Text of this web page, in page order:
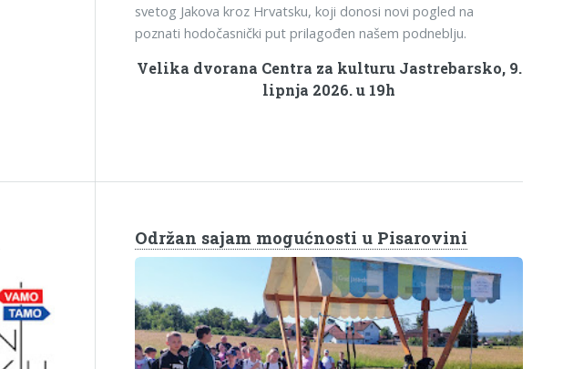
svetog Jakova kroz Hrvatsku, koji donosi novi pogled na
poznati hodočasnički put prilagođen našem podneblju.
Velika dvorana Centra za kulturu Jastrebarsko, 9.
lipnja 2026. u 19h
Održan sajam mogućnosti u Pisarovini